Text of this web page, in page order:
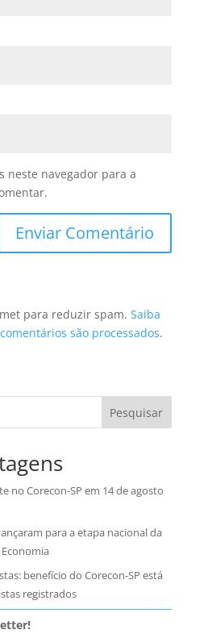
neste navegador para a
para reduzir spam. Saiba
são processados.
Pesquisar
no Corecon-SP em 14 de agosto
para a etapa nacional da
benefício do Corecon-SP está
registrados